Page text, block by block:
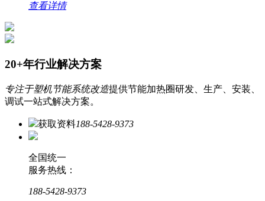
查看详情
20+年行业解决方案
专注于塑机节能系统改造提供节能加热圈研发、生产、安装、
调试一站式解决方案。
获取资料188-5428-9373
全国统一
服务热线：
188-5428-9373